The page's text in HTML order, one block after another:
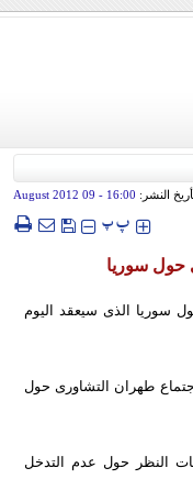
النشر: 16:00
- 09 August 2012
‍‍‍ پپ
حول سوریا
سوریا الذی سیعقد الیوم
طهران التشاوری حول
النظر حول عدم التدخل